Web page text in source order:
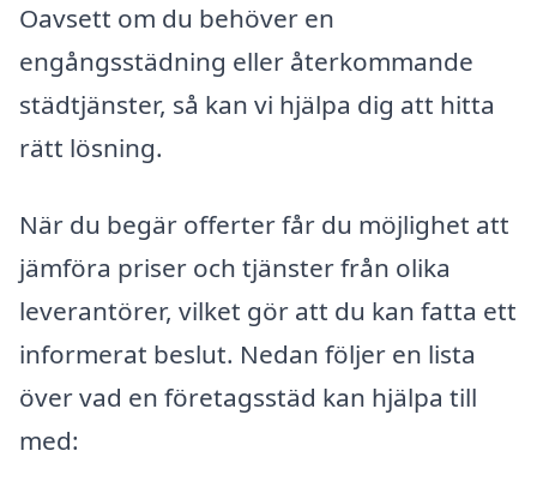
Oavsett om du behöver en
engångsstädning eller återkommande
städtjänster, så kan vi hjälpa dig att hitta
rätt lösning.
När du begär offerter får du möjlighet att
jämföra priser och tjänster från olika
leverantörer, vilket gör att du kan fatta ett
informerat beslut. Nedan följer en lista
över vad en företagsstäd kan hjälpa till
med: